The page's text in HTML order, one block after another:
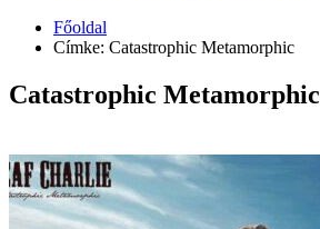
Főoldal
Címke: Catastrophic Metamorphic
Catastrophic Metamorphic